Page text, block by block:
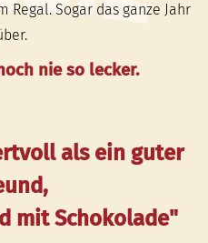
Regal. Sogar das ganze Jahr
nie so lecker.
als ein guter
mit Schokolade"